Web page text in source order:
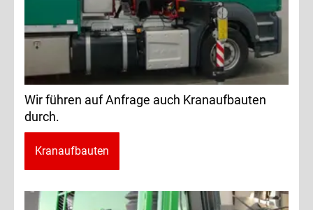
Wir führen auf Anfrage auch Kranaufbauten
durch.
Kranaufbauten